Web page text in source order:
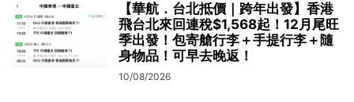
【華航．台北抵價｜跨年出發】香港
飛台北來回連稅$1,568起！12月尾旺
季出發！包寄艙行李＋手提行李＋隨
身物品！可早去晚返！
10/08/2026